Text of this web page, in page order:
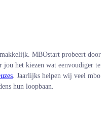
MBOstart probeert door
het kiezen wat eenvoudiger te
. Jaarlijks helpen wij veel mbo
hun loopbaan.